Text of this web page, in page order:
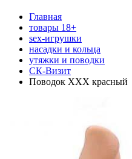
Главная
товары 18+
sex-игрушки
насадки и кольца
утяжки и поводки
СК-Визит
Поводок ХХХ красный